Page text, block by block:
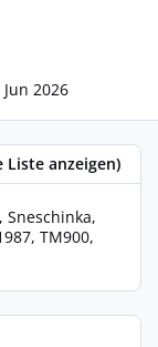
Jun 2026
Liste anzeigen)
Sneschinka
TM900